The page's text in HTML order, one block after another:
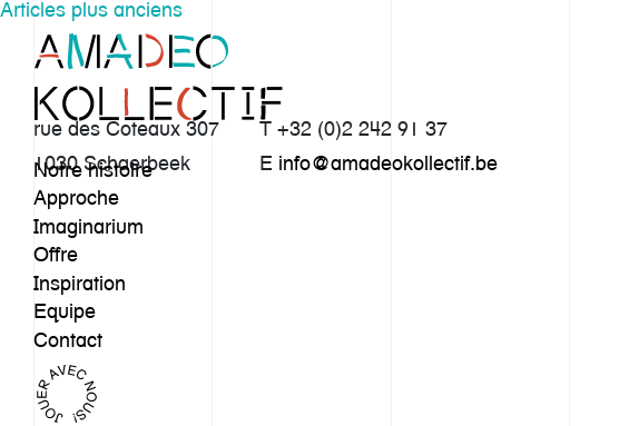
Notre histoire
Approche
Imaginarium
Offre
Inspiration
Equipe
Contact
Navigation
des
articles
Articles plus anciens
rue des Coteaux 307
1030 Schaerbeek
T +32 (0)2 242 91 37
E info@amadeokollectif.be